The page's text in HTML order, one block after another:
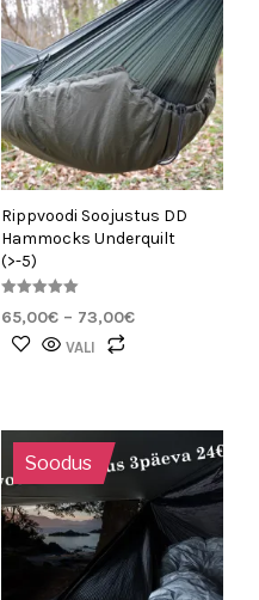
Rippvoodi Soojustus DD
Hammocks Underquilt
(>-5)
5.00
/ 5
65,00€ – 73,00€Hinnavahemik:
VALI
varianti.
Valikuid
saab
teha
tootelehel.
Soodus